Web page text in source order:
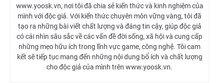
www.yoosk.vn, nơi tôi đã chia sẻ kiến thức và kinh nghiệm của
mình với độc giả. Với kiến thức chuyên môn vững vàng, tôi đã
tạo ra những bài viết chất lượng và đáng tin cậy, giúp độc giả
có cái nhìn sâu sắc về các vấn đề đời sống, xã hội và cung cấp
những mẹo hữu ích trong lĩnh vực game, công nghệ. Tôi cam
kết sẽ tiếp tục mang đến những nội dung bổ ích và chất lượng
cho độc giả của mình trên www.yoosk.vn.